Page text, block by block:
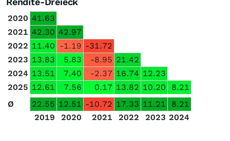
2020 41.63
2021 42.30 42.97
2022 11.40 -1.19 -31.72
2023 13.83 5.83 -8.95 21.42
2024 13.51 7.40 -2.37 16.74 12.23
2025 12.61 7.56 0.17 13.82 10.20
8.21
Ø
22.55 12.51 -10.72 17.33 11.21
8.21
2019
2020 2021 2022 2023 2024